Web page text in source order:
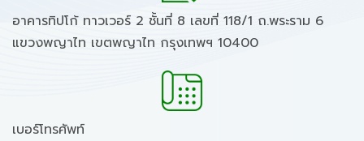
อาคารทิปโก้ ทาวเวอร์ 2 ชั้นที่ 8 เลขที่ 118/1 ถ.พระราม 6
แขวงพญาไท เขตพญาไท กรุงเทพฯ 10400
เบอร์โทรศัพท์